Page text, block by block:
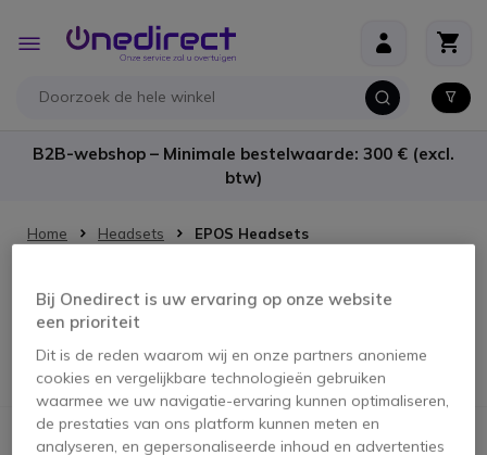
Toggle
Nav
B2B-webshop – Minimale bestelwaarde: 300 € (excl.
btw)
Home Headsets EPOS Headsets
EPOS Headsets Poly
Bij Onedirect is uw ervaring op onze website
een prioriteit
Dit is de reden waarom wij en onze partners anonieme
cookies en vergelijkbare technologieën gebruiken
waarmee we uw navigatie-ervaring kunnen optimaliseren,
de prestaties van ons platform kunnen meten en
analyseren, en gepersonaliseerde inhoud en advertenties